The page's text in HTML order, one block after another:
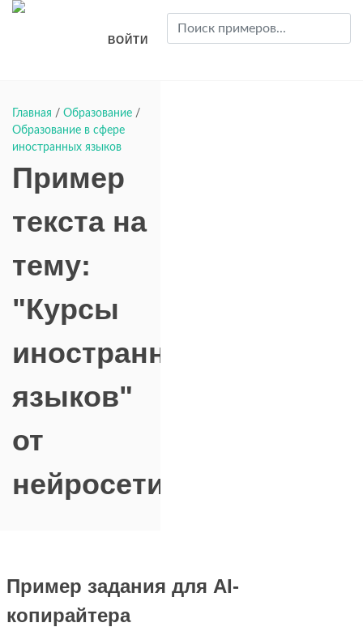
ВОЙТИ
Главная / Образование /
Образование в сфере
иностранных языков
Пример
текста на
тему:
"Курсы
иностранных
языков"
от
нейросети
Пример задания для AI-
копирайтера